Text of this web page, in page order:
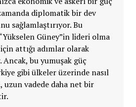
diplomatik bir dev
sağlamlaştırıyor. Bu
Güney”in lideri olma
attığı adımlar olarak
bu yumuşak güç
gibi ülkeler üzerinde nasıl
uzun vadede daha net bir